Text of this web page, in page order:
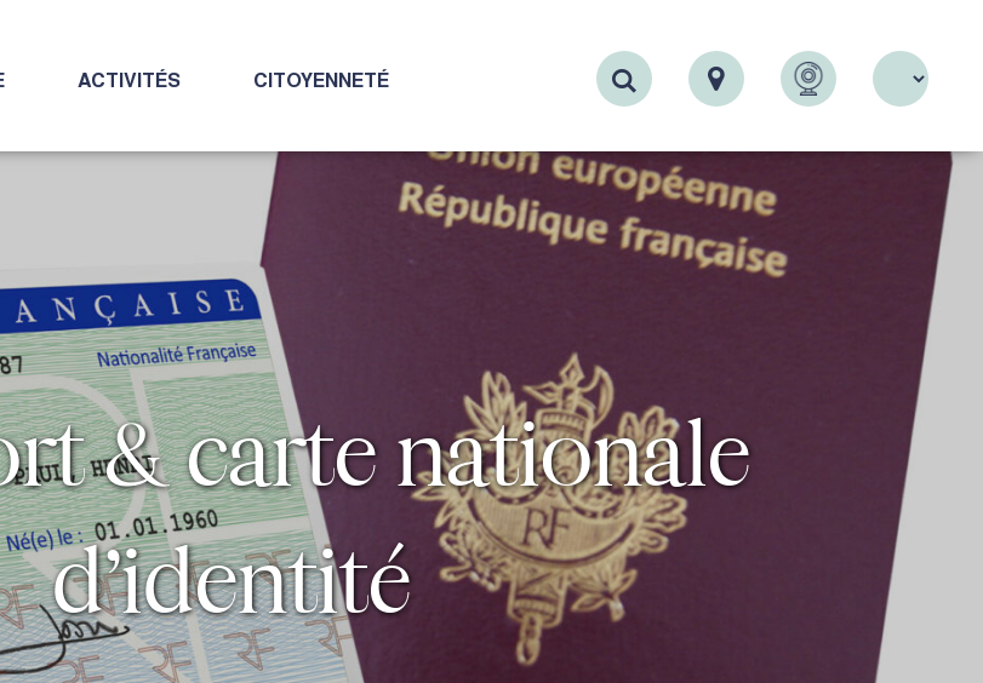
ACTIVITÉS CITOYENNETÉ Recherche
& carte nationale
d’identité